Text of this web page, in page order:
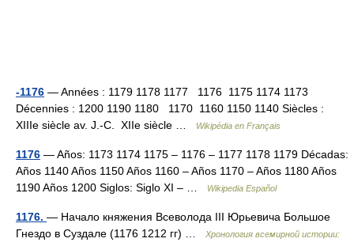
-1176 — Années : 1179 1178 1177 1176 1175 1174 1173
Décennies : 1200 1190 1180 1170 1160 1150 1140 Siècles :
XIIIe siècle av. J.‑C. XIIe siècle …
Wikipédia en Français
1176 — Años: 1173 1174 1175 – 1176 – 1177 1178 1179 Décadas:
Años 1140 Años 1150 Años 1160 – Años 1170 – Años 1180 Años
1190 Años 1200 Siglos: Siglo XI – …
Wikipedia Español
1176. — Начало княжения Всеволода III Юрьевича Большое
Гнездо в Суздале (1176 1212 гг) …
Хронология всемирной истории: